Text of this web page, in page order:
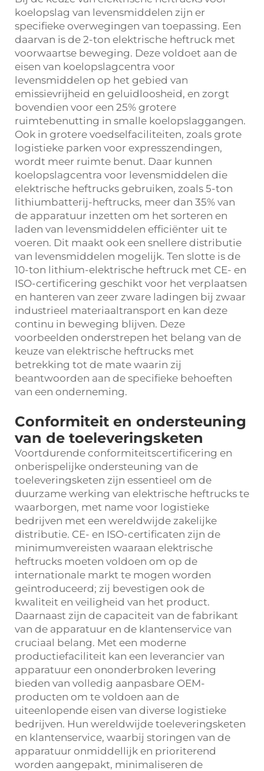
koelopslag van levensmiddelen zijn er
specifieke overwegingen van toepassing. Een
daarvan is de 2-ton elektrische heftruck met
voorwaartse beweging. Deze voldoet aan de
eisen van koelopslagcentra voor
levensmiddelen op het gebied van
emissievrijheid en geluidloosheid, en zorgt
bovendien voor een 25% grotere
ruimtebenutting in smalle koelopslaggangen.
Ook in grotere voedselfaciliteiten, zoals grote
logistieke parken voor expresszendingen,
wordt meer ruimte benut. Daar kunnen
koelopslagcentra voor levensmiddelen die
elektrische heftrucks gebruiken, zoals 5-ton
lithiumbatterij-heftrucks, meer dan 35% van
de apparatuur inzetten om het sorteren en
laden van levensmiddelen efficiënter uit te
voeren. Dit maakt ook een snellere distributie
van levensmiddelen mogelijk. Ten slotte is de
10-ton lithium-elektrische heftruck met CE- en
ISO-certificering geschikt voor het verplaatsen
en hanteren van zeer zware ladingen bij zwaar
industrieel materiaaltransport en kan deze
continu in beweging blijven. Deze
voorbeelden onderstrepen het belang van de
keuze van elektrische heftrucks met
betrekking tot de mate waarin zij
beantwoorden aan de specifieke behoeften
van een onderneming.
Conformiteit en ondersteuning
van de toeleveringsketen
Voortdurende conformiteitscertificering en
onberispelijke ondersteuning van de
toeleveringsketen zijn essentieel om de
duurzame werking van elektrische heftrucks te
waarborgen, met name voor logistieke
bedrijven met een wereldwijde zakelijke
distributie. CE- en ISO-certificaten zijn de
minimumvereisten waaraan elektrische
heftrucks moeten voldoen om op de
internationale markt te mogen worden
geïntroduceerd; zij bevestigen ook de
kwaliteit en veiligheid van het product.
Daarnaast zijn de capaciteit van de fabrikant
van de apparatuur en de klantenservice van
cruciaal belang. Met een moderne
productiefaciliteit kan een leverancier van
apparatuur een ononderbroken levering
bieden van volledig aanpasbare OEM-
producten om te voldoen aan de
uiteenlopende eisen van diverse logistieke
bedrijven. Hun wereldwijde toeleveringsketen
en klantenservice, waarbij storingen van de
apparatuur onmiddellijk en prioriterend
worden aangepakt, minimaliseren de